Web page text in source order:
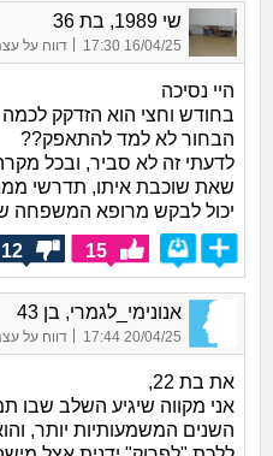
שי 1989, בת 36
16/04/25 17:30
| דווח על
היי נסיכה
בחודש וחצי הוא הזדקק
הבחור לא למד להתאפק??
לדעתי זה לא סביר, ובכל
שאת שוכבת איתו, תדרשי
יכול לבקש מרופא המשפחה
15
12
אנונימי_לגמרי, בן 43
20/04/25 17:44 דווח על
את בת 22,
אני מקווה שיגיע השלב שבו
השנים המשמעותיות יותר,